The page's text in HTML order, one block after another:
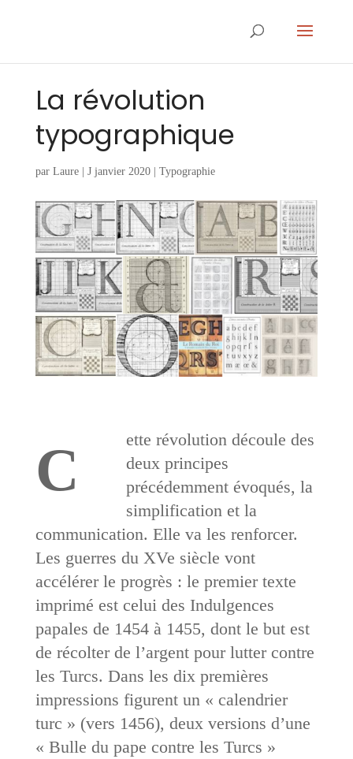
La révolution
typographique
par Laure| J janvier 2020| Typographie
C
ette révolution découle des
deux principes
précédemment évoqués, la
simplification et la
communication. Elle va les renforcer.
Les guerres du XVe siècle vont
accélérer le progrès : le premier texte
imprimé est celui des Indulgences
papales de 1454 à 1455, dont le but est
de récolter de l’argent pour lutter contre
les Turcs. Dans les dix premières
impressions figurent un « calendrier
turc » (vers 1456), deux versions d’une
« Bulle du pape contre les Turcs »